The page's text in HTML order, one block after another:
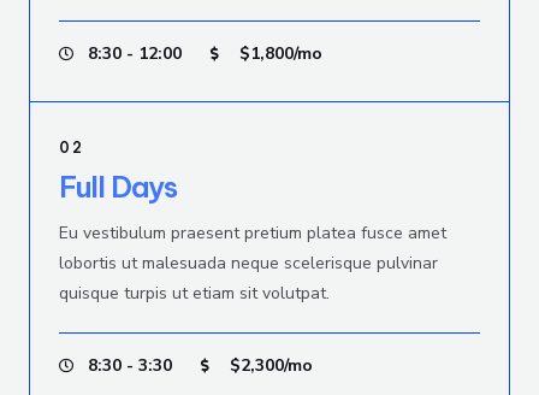
8:30 - 12:00 $1,800/mo
02
Full Days
Eu vestibulum praesent pretium platea fusce amet
lobortis ut malesuada neque scelerisque pulvinar
quisque turpis ut etiam sit volutpat.
8:30 - 3:30 $2,300/mo